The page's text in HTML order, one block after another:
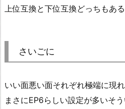
上位互換と下位互換どっちもあ
さいごに
いい面悪い面それぞれ極端に現
まさにEP6らしい設定が多いそ